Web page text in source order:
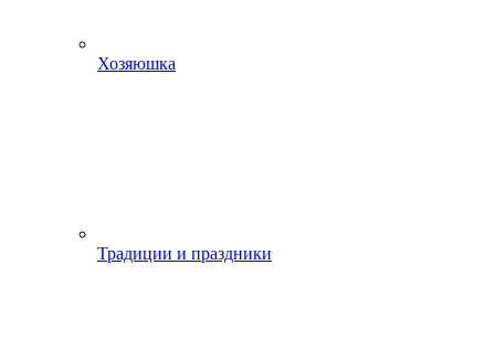
Хозяюшка
Традиции и праздники